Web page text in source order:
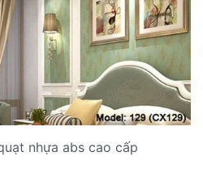
nhựa abs cao cấp